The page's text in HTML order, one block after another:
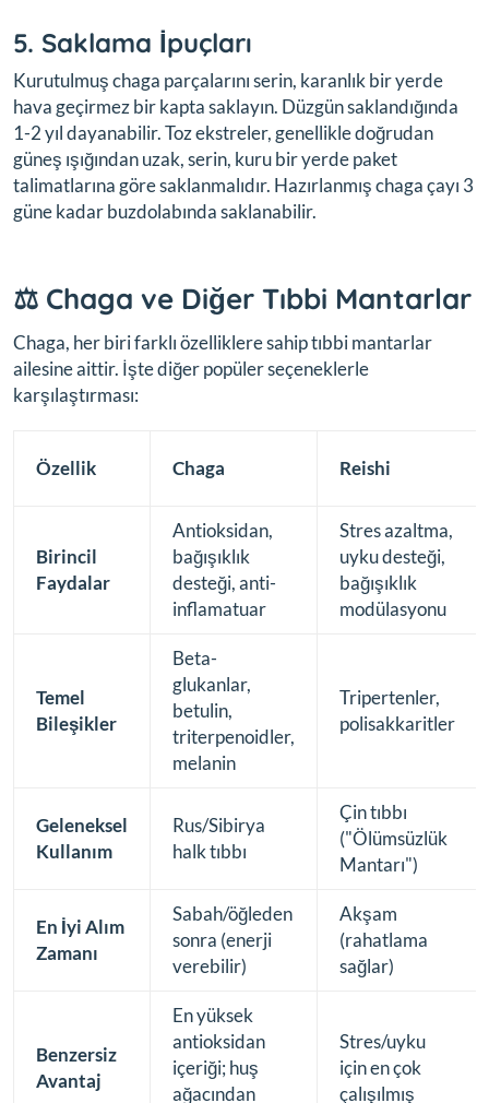
5. Saklama İpuçları
Kurutulmuş chaga parçalarını serin, karanlık bir yerde
hava geçirmez bir kapta saklayın. Düzgün saklandığında
1-2 yıl dayanabilir. Toz ekstreler, genellikle doğrudan
güneş ışığından uzak, serin, kuru bir yerde paket
talimatlarına göre saklanmalıdır. Hazırlanmış chaga çayı 3
güne kadar buzdolabında saklanabilir.
⚖️ Chaga ve Diğer Tıbbi Mantarlar
Chaga, her biri farklı özelliklere sahip tıbbi mantarlar
ailesine aittir. İşte diğer popüler seçeneklerle
karşılaştırması:
Özellik Chaga Reishi
Birincil
Faydalar
Antioksidan,
bağışıklık
desteği, anti-
inflamatuar
Stres azaltma,
uyku desteği,
bağışıklık
modülasyonu
Temel
Bileşikler
Beta-
glukanlar,
betulin,
triterpenoidler,
melanin
Tripertenler,
polisakkaritler
Geleneksel
Kullanım
Rus/Sibirya
halk tıbbı
Çin tıbbı
("Ölümsüzlük
Mantarı")
En İyi Alım
Zamanı
Sabah/öğleden
sonra (enerji
verebilir)
Akşam
(rahatlama
sağlar)
Benzersiz
Avantaj
En yüksek
antioksidan
içeriği; huş
ağacından
Stres/uyku
için en çok
çalışılmış